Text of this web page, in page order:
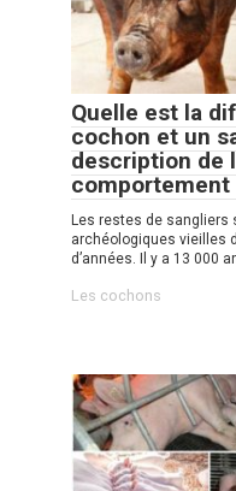
Quelle est la
cochon et un
description de
comportement
Les restes de sangliers
archéologiques vieilles
d’années. Il y a 13 000
Les cochons